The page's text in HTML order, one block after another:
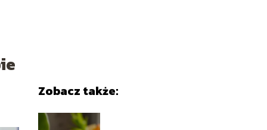
Zobacz także: